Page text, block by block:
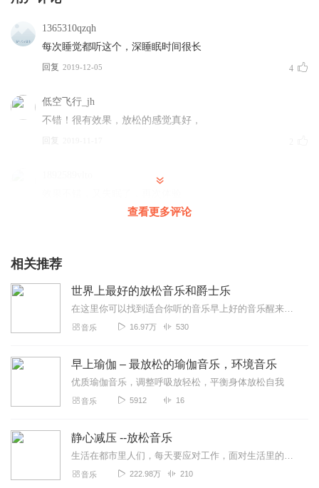
1365310qzqh
每次睡觉都听这个，深睡眠时间很长
回复 2019-12-05 4
低空飞行_jh
不错！很有效果，放松的感觉真好，
回复
适合睡觉听，挺好的，居然要十个字
2021-01-09
听友114856994
2020-09-15
2020-03-23
淡忘繁华
查看更多评论
相关推荐
世界上最好的放松音乐和爵士乐
在这里你可以找到适合你听的音乐早上好的音乐醒来的音乐音乐带来正能量缓解压力的音乐放松的音-平凡的咖啡音乐乐-午后休闲，咖啡馆，书吧休闲，工作轻音乐-音...
音乐 16.97万 530
早上瑜伽 – 最放松的瑜伽音乐，环境音乐
优质瑜伽音乐，调整呼吸放轻松，平衡身体放松自我
音乐 5912 16
静心减压 --放松音乐
生活在都市里人们，每天要应对工作，面对生活里的各种状况，压力越来越大，却得不到合理的释放，久而久之会使人容易产生烦躁情绪，甚至危害身体健康。而听音乐对人情绪有很...
音乐 222.98万 210